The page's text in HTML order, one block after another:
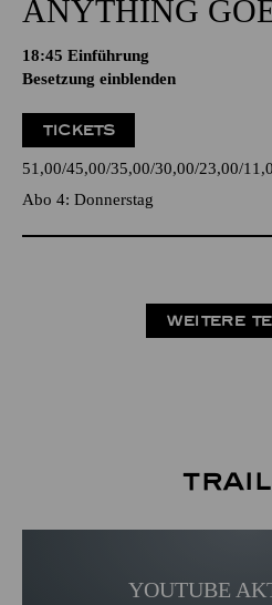
ANYTHING
18:45 Einführung
Besetzung einblenden
TICKETS
51,00 45,00 35,00 30,00 23,00
Abo 4: Donnerstag
WEITERE
YOUTUBE